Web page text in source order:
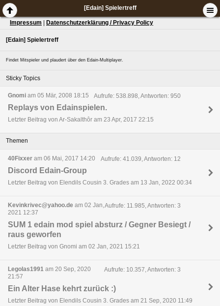
[Edain] Spielertreff
Impressum Datenschutzerklärung / Privacy Policy
[Edain] Spielertreff
Findet Mitspieler und plaudert über den Edain-Multiplayer.
Sticky Topics
Gnomi am 05 Mär, 2008 18:15 Aufrufe: 538.898, Antworten: 950
Replays von Edainspielen.
Letzter Beitrag von Ar-Sakalthôr am 23 Apr, 2017 22:15
Themen
40Fixxer am 06 Mai, 2017 14:20 Aufrufe: 41.039, Antworten: 12
Discord Edain-Group
Letzter Beitrag von Elendils Cousin 3. Grades am 13 Jan, 2022 00:34
Kevinkrivec@yahoo.de am 02 Jan,
2021 12:37
Aufrufe: 11.985, Antworten: 3
SUM 1 edain mod spiel absturz / Gegner Besiegt /
raus geworfen
Letzter Beitrag von Gnomi am 02 Jan, 2021 15:21
Legolas1991 am 20 Sep, 2020
21:57
Aufrufe: 10.357, Antworten: 3
Ein Alter Hase kehrt zurück :)
Letzter Beitrag von Elendils Cousin 3. Grades am 21 Sep, 2020 11:49